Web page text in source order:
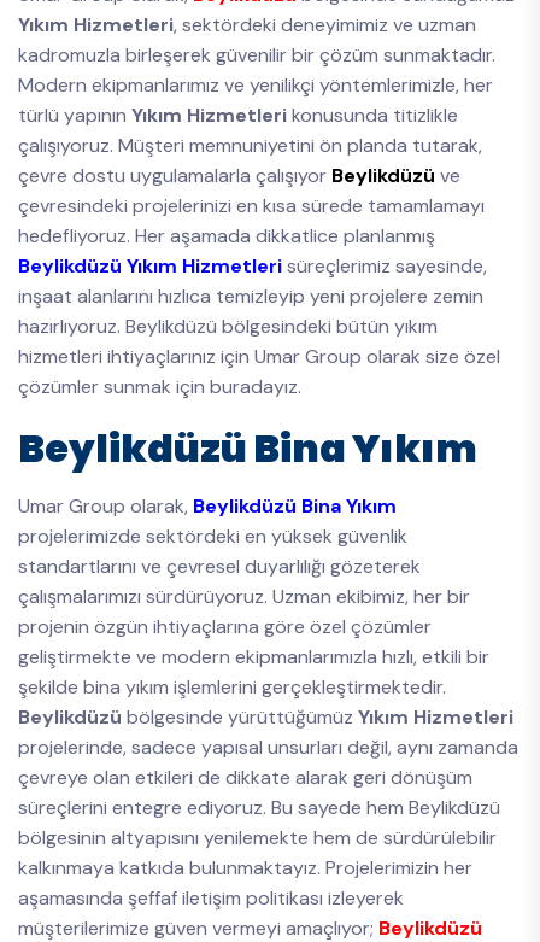
Yıkım Hizmetleri, sektördeki deneyimimiz ve uzman
kadromuzla birleşerek güvenilir bir çözüm sunmaktadır.
Modern ekipmanlarımız ve yenilikçi yöntemlerimizle, her
türlü yapının Yıkım Hizmetlerikonusunda titizlikle
çalışıyoruz. Müşteri memnuniyetini ön planda tutarak,
çevre dostu uygulamalarla çalışıyor Beylikdüzü ve
çevresindeki projelerinizi en kısa sürede tamamlamayı
hedefliyoruz. Her aşamada dikkatlice planlanmış
Beylikdüzü Yıkım Hizmetlerisüreçlerimiz sayesinde,
inşaat alanlarını hızlıca temizleyip yeni projelere zemin
hazırlıyoruz. Beylikdüzü bölgesindeki bütün yıkım
hizmetleri ihtiyaçlarınız için Umar Group olarak size özel
çözümler sunmak için buradayız.
Beylikdüzü Bina Yıkım
Umar Group olarak, Beylikdüzü Bina Yıkım
projelerimizde sektördeki en yüksek güvenlik
standartlarını ve çevresel duyarlılığı gözeterek
çalışmalarımızı sürdürüyoruz. Uzman ekibimiz, her bir
projenin özgün ihtiyaçlarına göre özel çözümler
geliştirmekte ve modern ekipmanlarımızla hızlı, etkili bir
şekilde bina yıkım işlemlerini gerçekleştirmektedir.
Beylikdüzü bölgesinde yürüttüğümüz Yıkım Hizmetleri
projelerinde, sadece yapısal unsurları değil, aynı zamanda
çevreye olan etkileri de dikkate alarak geri dönüşüm
süreçlerini entegre ediyoruz. Bu sayede hem Beylikdüzü
bölgesinin altyapısını yenilemekte hem de sürdürülebilir
kalkınmaya katkıda bulunmaktayız. Projelerimizin her
aşamasında şeffaf iletişim politikası izleyerek
müşterilerimize güven vermeyi amaçlıyor; Beylikdüzü